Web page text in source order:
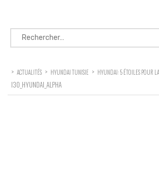
Rechercher :
> ACTUALITÉS > HYUNDAI TUNISIE > HYUNDAI: 5 ÉTOILES POUR
I30_HYUNDAI_ALPHA